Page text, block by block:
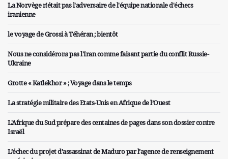
La Norvège n'était pas l'adversaire de l'équipe nationale d'échecs
iranienne
le voyage de Grossi à Téhéran ; bientôt
Nous ne considérons pas l'Iran comme faisant partie du conflit Russie-
Ukraine
Grotte « Katlekhor » ; Voyage dans le temps
La stratégie militaire des Etats-Unis en Afrique de l’Ouest
L'Afrique du Sud prépare des centaines de pages dans son dossier contre
Israël
L’échec du projet d’assassinat de Maduro par l’agence de renseignement